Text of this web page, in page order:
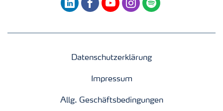
Datenschutzerklärung
Impressum
Allg. Geschäftsbedingungen